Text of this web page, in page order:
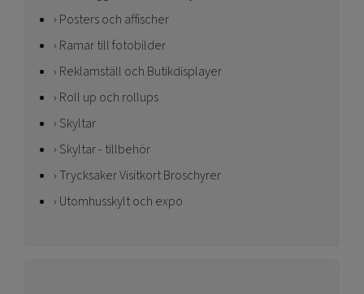
Posters och affischer
Ramar till fotobilder
Reklamställ och Butikdisplayer
Roll up och rollups
Skyltar
Skyltar - tillbehör
Trycksaker Visitkort Broschyrer
Utomhusskylt och expo